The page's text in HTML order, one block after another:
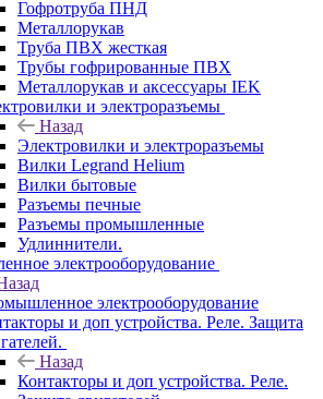
Гофротруба ПНД
Металлорукав
Труба ПВХ жесткая
Трубы гофрированные ПВХ
Металлорукав и аксессуары IEK
и электроразъемы
Назад
Электровилки и электроразъемы
Вилки Legrand Helium
Вилки бытовые
Разъемы печные
Разъемы промышленные
Удлиннители.
электрооборудование
электрооборудование
и доп устройства. Реле. Защита
Назад
Контакторы и доп устройства. Реле.